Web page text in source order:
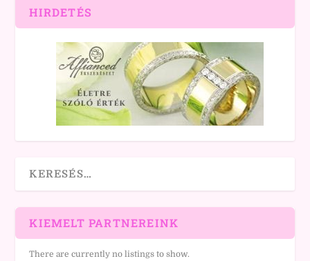
HIRDETÉS
KIEMELT PARTNEREINK
There are currently no listings to show.